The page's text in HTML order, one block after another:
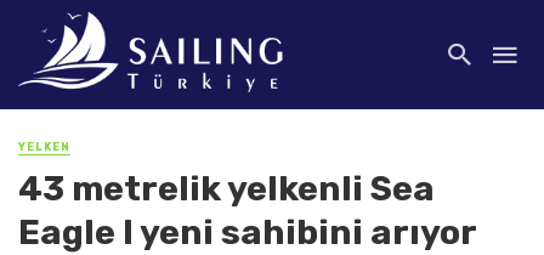
YELKEN
43 metrelik yelkenli Sea
Eagle I yeni sahibini arıyor